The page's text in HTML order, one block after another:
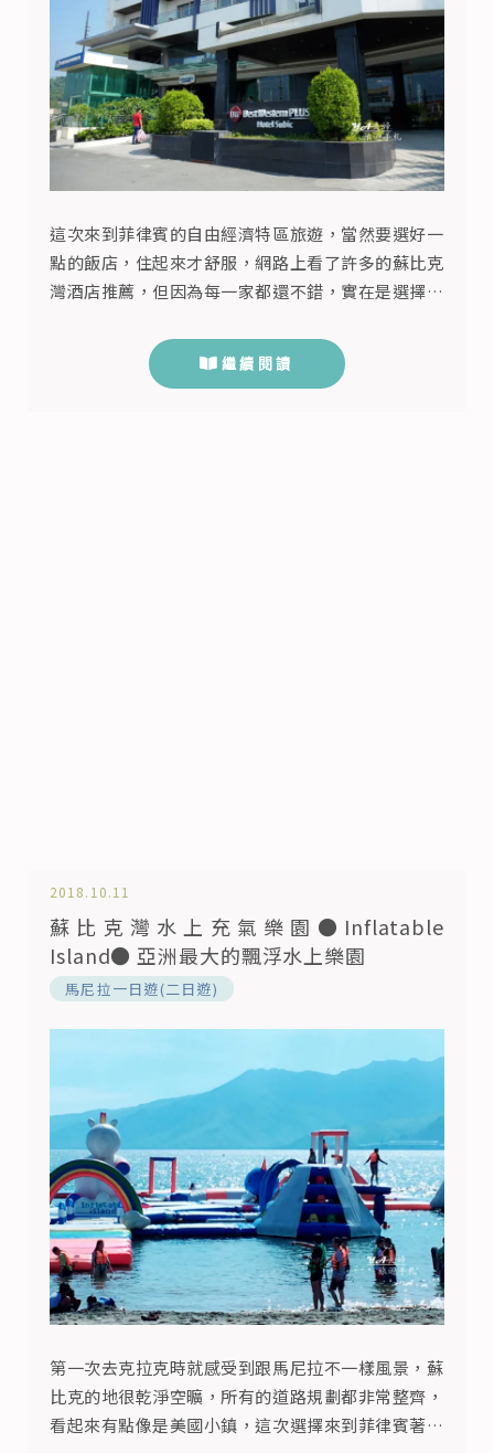
這次來到菲律賓的自由經濟特區旅遊，當然要選好一
點的飯店，住起來才舒服，網路上看了許多的蘇比克
灣酒店推薦，但因為每一家都還不錯，實在是選擇困
訂那些飯店！」，於是「Best Western Plus Hotel
Subic 蘇比克灣最佳西方酒店」就成為我們今晚的落
繼續閱讀
2018.10.11
蘇比克灣水上充氣樂園●Inflatable
Island● 亞洲最大的飄浮水上樂園
馬尼拉一日遊(二日遊)
第一次去克拉克時就感受到跟馬尼拉不一樣風景，蘇
比克的地很乾淨空曠，所有的道路規劃都非常整齊，
看起來有點像是美國小鎮，這次選擇來到菲律賓著名